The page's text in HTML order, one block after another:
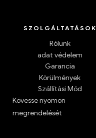
SZOLGÁLTATÁSOK
Rólunk
adat védelem
Garancia
Körülmények
Szállítási Mód
Kövesse nyomon
megrendelését